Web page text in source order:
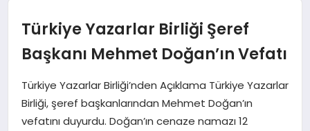
EKONOMI
MAGAZIN
SAĞLIK
Türkiye Yazarlar Birliği Şeref
Başkanı Mehmet Doğan’ın Vefatı
Türkiye Yazarlar Birliği’nden Açıklama Türkiye Yazarlar
Birliği, şeref başkanlarından Mehmet Doğan’ın
vefatını duyurdu. Doğan’ın cenaze namazı 12